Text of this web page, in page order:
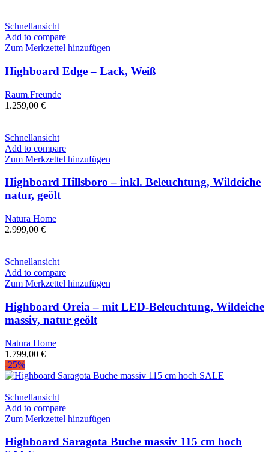
Schnellansicht
Add to compare
Zum Merkzettel hinzufügen
Highboard Edge – Lack, Weiß
Raum.Freunde
1.259,00 €
Schnellansicht
Add to compare
Zum Merkzettel hinzufügen
Highboard Hillsboro – inkl. Beleuchtung, Wildeiche
natur, geölt
Natura Home
2.999,00 €
Schnellansicht
Add to compare
Zum Merkzettel hinzufügen
Highboard Oreia – mit LED-Beleuchtung, Wildeiche
massiv, natur geölt
Natura Home
1.799,00 €
-25%
Schnellansicht
Add to compare
Zum Merkzettel hinzufügen
Highboard Saragota Buche massiv 115 cm hoch